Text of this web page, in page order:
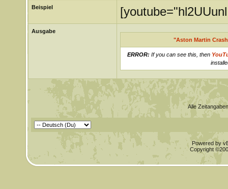
Beispiel
Ausgabe
"Aston Martin
ERROR: If you can see this, then
Alle
Powered by
Copyright